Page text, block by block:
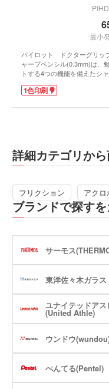
最小
パイロット ドクターグリッ
ャープペンシル(0.3mm)は、
トする4つの機能を備えたシ
1.握りやすい太軸に、グリッ
間筆記でも首・腕・肩の疲れ
ン」機構を搭載。
3.芯の予備が1本になると、
する「ラスイチサイン」で補
4.ペンを振ることで芯を送り
フレ機構」で、ノックを押さ
に芯を繰り出せます。
印刷部分の軸はホワイトなの
ネル
1色印刷
詳細カテゴリか
フリクション アク
ブランドで探す
サーモス
東洋佐々木ガラス
ユナイテッドアス
(United Athle)
ウンドウ
ぺんてる(Pentel)
記念品 印鑑ケー
記念品 傘・日傘
短納期オリジナル
スマホモバイルス
モバイル スマホケ
短納期スマホ・タ
反射板・リフレクタ
傘
箸・カトラリー・
ティッシュ・ボッ
収納グッズ
美容・コスメ
コスメポーチ
マスク(既製品)
名入れマスク(オリ
刷)
トラベルグッズ
保冷剤・冷却パッ
う
オリジナルうちわ
既製品扇子（名入
オリジナルブラン